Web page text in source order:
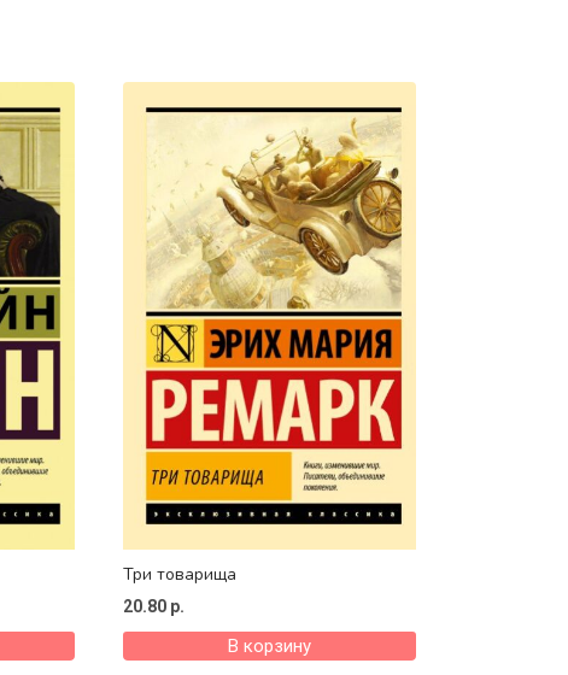
Три товарища
20.80 р.
В корзину